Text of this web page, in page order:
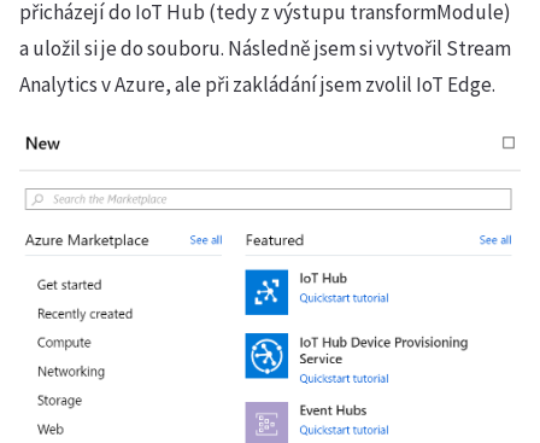
přicházejí do IoT Hub (tedy z výstupu transformModule)
a uložil si je do souboru. Následně jsem si vytvořil Stream
Analytics v Azure, ale při zakládání jsem zvolil IoT Edge.